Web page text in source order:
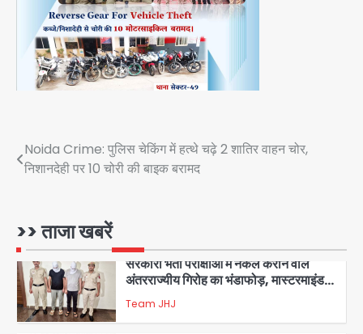
Post
navigation
Noida Crime: पुलिस चेकिंग में हत्थे चढ़े 2 शातिर वाहन चोर,
निशानदेही पर 10 चोरी की बाइक बरामद
>> ताजा खबरें
कांवड़ियों पर विवादित बयान, BJP विधायक ने
कराई FIR, NSA की मांग
Avinash Kumar
Har Ghar Tiranga Campaign:
गौतमबुद्धनगर में 9 से 17 अगस्त तक चलेगा जन-
2
एंटी-बर्गलरी सेल की बड़ी कामयाबी, चोरी के
3
सरकारी भर्ती परीक्षाओं में नकल कराने वाले
अंतरराज्यीय गिरोह का भंडाफोड़, मास्टरमाइंड
समेत 7 गिरफ्तार
Team JHJ